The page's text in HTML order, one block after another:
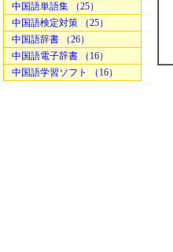
中国語単語集 （25）
中国語検定対策 （25）
中国語辞書 （26）
中国語電子辞書 （16）
中国語学習ソフト （16）